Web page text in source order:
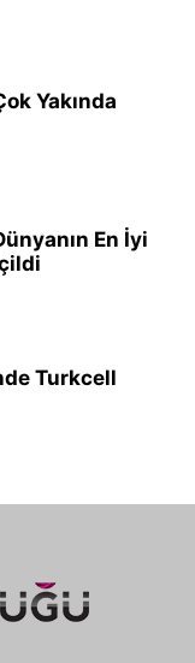
Yakında
En İyi
Turkcell